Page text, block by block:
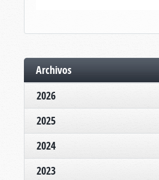
Archivos
2026
2025
2024
2023